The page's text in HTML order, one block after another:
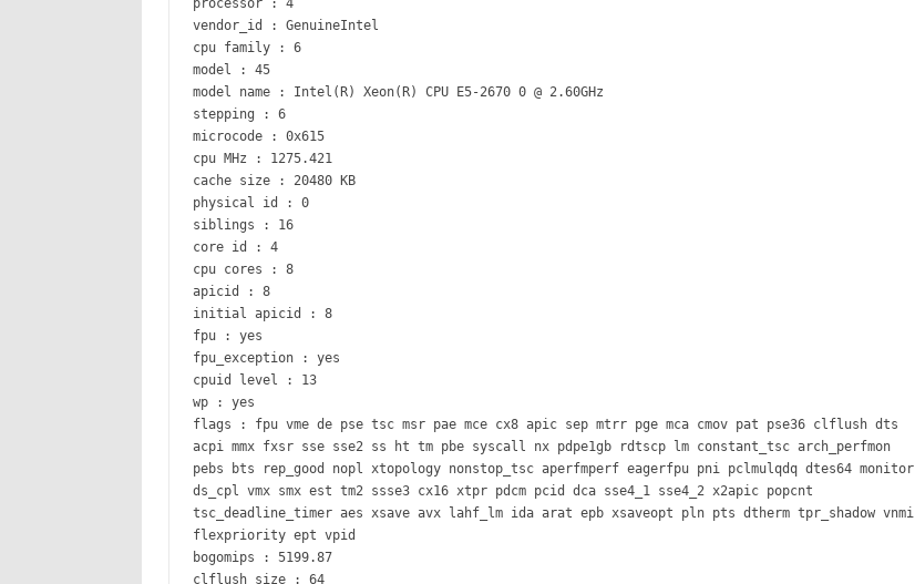
processor : 4
vendor_id : GenuineIntel
cpu family : 6
model : 45
model name : Intel(R) Xeon(R) CPU E5-2670 0 @ 2.60GHz
stepping : 6
microcode : 0x615
cpu MHz : 1275.421
cache size : 20480 KB
physical id : 0
siblings : 16
core id : 4
cpu cores : 8
apicid : 8
initial apicid : 8
fpu : yes
fpu_exception : yes
cpuid level : 13
wp : yes
flags : fpu vme de pse tsc msr pae mce cx8 apic sep mtrr pge mca cmov pat pse36 clflush dts
acpi mmx fxsr sse sse2 ss ht tm pbe syscall nx pdpe1gb rdtscp lm constant_tsc arch_perfmon
pebs bts rep_good nopl xtopology nonstop_tsc aperfmperf eagerfpu pni pclmulqdq dtes64 monitor
ds_cpl vmx smx est tm2 ssse3 cx16 xtpr pdcm pcid dca sse4_1 sse4_2 x2apic popcnt
tsc_deadline_timer aes xsave avx lahf_lm ida arat epb xsaveopt pln pts dtherm tpr_shadow vnmi
flexpriority ept vpid
bogomips : 5199.87
clflush size : 64